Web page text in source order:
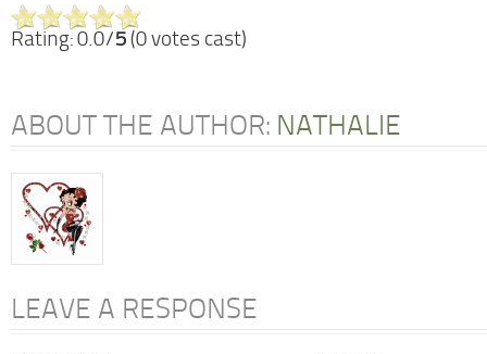
Rating: 0.0/5 (0 votes cast)
ABOUT THE AUTHOR: NATHALIE
LEAVE A RESPONSE